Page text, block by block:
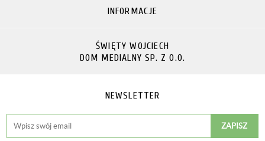
INFORMACJE
ŚWIĘTY WOJCIECH
DOM MEDIALNY SP. Z O.O.
NEWSLETTER